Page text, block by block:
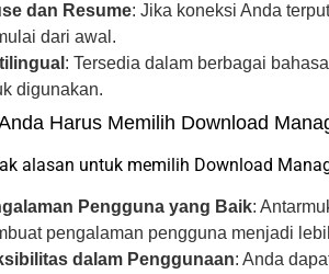
dan Resume: Jika koneksi Anda
dari awal.
: Tersedia dalam berbagai
digunakan.
Harus Memilih Download
alasan untuk memilih Download
Pengguna yang Baik:
pengalaman pengguna menjadi
dalam Penggunaan: Anda